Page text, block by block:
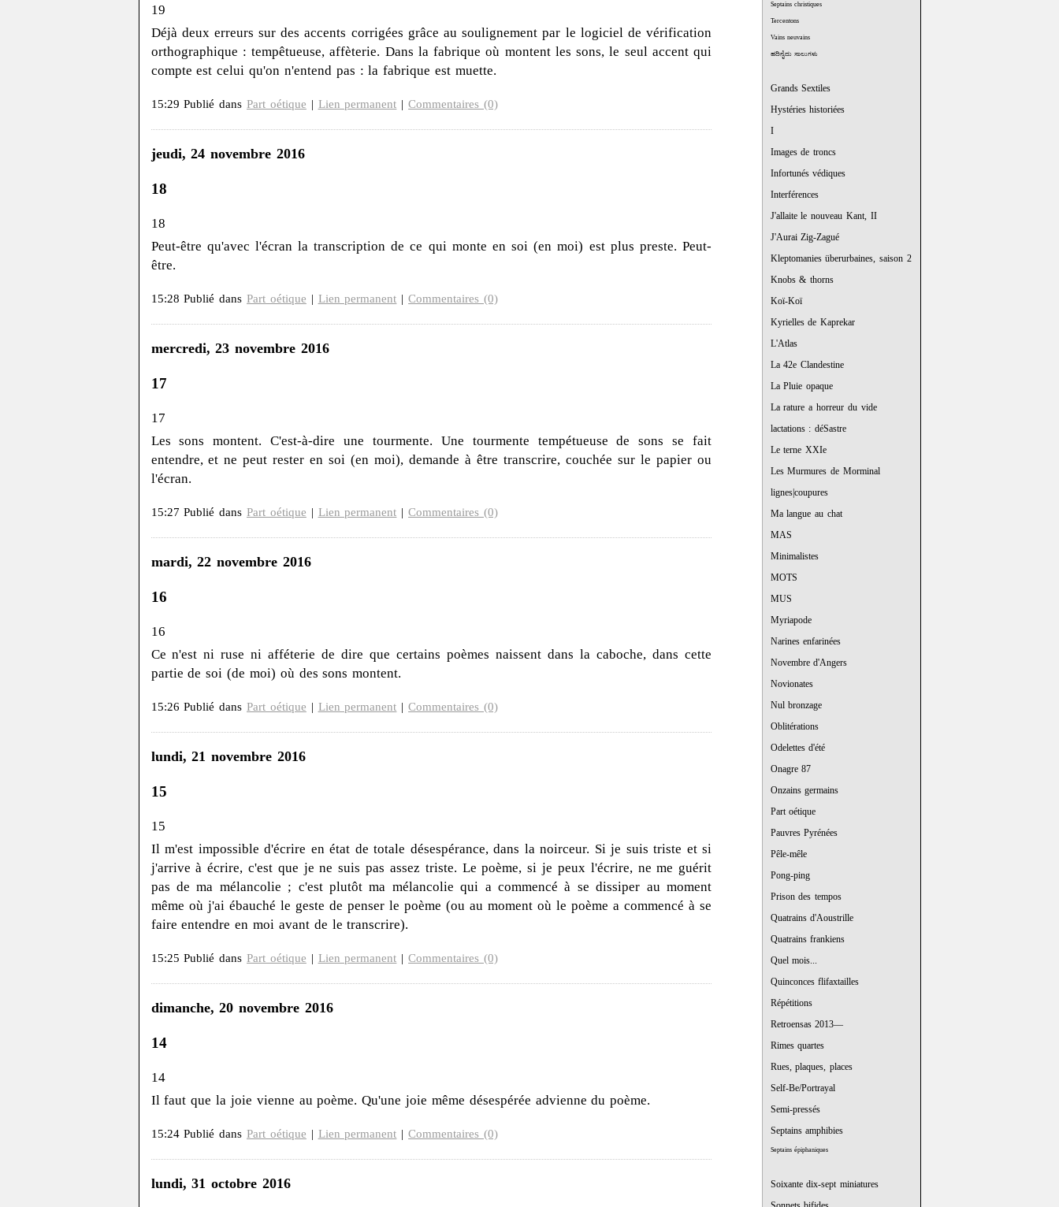
Septains christiques
Tercentons
Vains neuvains
ಹದಿನೈದು ಸಾಲುಗಳು
Grands Sextiles
Hystéries historiées
I
Images de troncs
Infortunés védiques
Interférences
J'allaite le nouveau Kant, II
J'Aurai Zig-Zagué
Kleptomanies überurbaines, saison 2
Knobs & thorns
Koï-Koï
Kyrielles de Kaprekar
L'Atlas
La 42e Clandestine
La Pluie opaque
La rature a horreur du vide
lactations : déSastre
Le terne XXIe
Les Murmures de Morminal
lignes|coupures
Ma langue au chat
MAS
Minimalistes
MOTS
MUS
Myriapode
Narines enfarinées
Novembre d'Angers
Novionates
Nul bronzage
Oblitérations
Odelettes d'été
Onagre 87
Onzains germains
Part oétique
Pauvres Pyrénées
Pêle-mêle
Pong-ping
Prison des tempos
Quatrains d'Aoustrille
Quatrains frankiens
Quel mois...
Quinconces flifaxtailles
Répétitions
Retroensas 2013—
Rimes quartes
Rues, plaques, places
Self-Be/Portrayal
Semi-pressés
Septains amphibies
Septains épiphaniques
Soixante dix-sept miniatures
19
Déjà deux erreurs sur des accents corrigées grâce au soulignement par le logiciel de vérification
orthographique : tempêtueuse, affèterie. Dans la fabrique où montent les sons, le seul accent qui
compte est celui qu'on n'entend pas : la fabrique est muette.
15:29 Publié dansPart oétique | Lien permanent |Commentaires (0)
jeudi, 24 novembre 2016
18
18
Peut-être qu'avec l'écran la transcription de ce qui monte en soi (en moi) est plus preste. Peut-
être.
15:28 Publié dansPart oétique | Lien permanent |Commentaires (0)
mercredi, 23 novembre 2016
17
17
Les sons montent. C'est-à-dire une tourmente. Une tourmente tempétueuse de sons se fait
entendre, et ne peut rester en soi (en moi), demande à être transcrire, couchée sur le papier ou
l'écran.
15:27 Publié dansPart oétique | Lien permanent |Commentaires (0)
mardi, 22 novembre 2016
16
16
Ce n'est ni ruse ni afféterie de dire que certains poèmes naissent dans la caboche, dans cette
partie de soi (de moi) où des sons montent.
15:26 Publié dansPart oétique | Lien permanent |Commentaires (0)
lundi, 21 novembre 2016
15
15
Il m'est impossible d'écrire en état de totale désespérance, dans la noirceur. Si je suis triste et si
j'arrive à écrire, c'est que je ne suis pas assez triste. Le poème, si je peux l'écrire, ne me guérit
pas de ma mélancolie ; c'est plutôt ma mélancolie qui a commencé à se dissiper au moment
même où j'ai ébauché le geste de penser le poème (ou au moment où le poème a commencé à se
faire entendre en moi avant de le transcrire).
15:25 Publié dansPart oétique | Lien permanent |Commentaires (0)
dimanche, 20 novembre 2016
14
14
Il faut que la joie vienne au poème. Qu'une joie même désespérée advienne du poème.
15:24 Publié dansPart oétique | Lien permanent |Commentaires (0)
lundi, 31 octobre 2016